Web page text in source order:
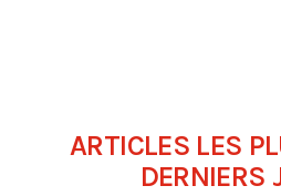
ARTICLES LES
DERNIERS